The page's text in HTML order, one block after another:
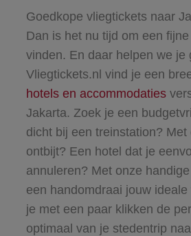
Goedkope vliegtickets naar
Dan is het nu tijd om een
vinden. En daar helpen we je
Vliegtickets.nl vind je een
hotels en accommodaties
Jakarta. Zoek je een
dicht bij een treinstation? Met
ontbijt? Een hotel dat je
annuleren? Met onze
een handomdraai jouw
je met een paar klikken de
optimaal van je stedentrip